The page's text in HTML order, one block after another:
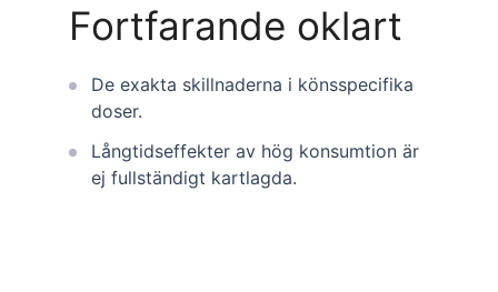
Fortfarande oklart
De exakta skillnaderna i könsspecifika
doser.
Långtidseffekter av hög konsumtion är
ej fullständigt kartlagda.